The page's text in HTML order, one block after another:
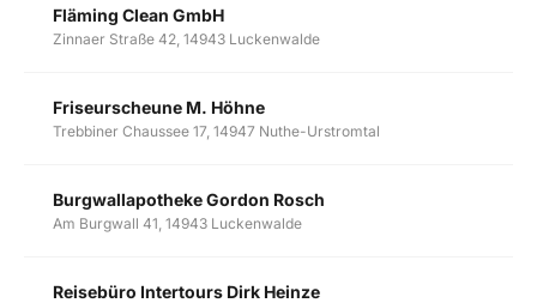
Fläming Clean GmbH
Zinnaer Straße 42, 14943 Luckenwalde
Friseurscheune M. Höhne
Trebbiner Chaussee 17, 14947 Nuthe-Urstromtal
Burgwallapotheke Gordon Rosch
Am Burgwall 41, 14943 Luckenwalde
Reisebüro Intertours Dirk Heinze